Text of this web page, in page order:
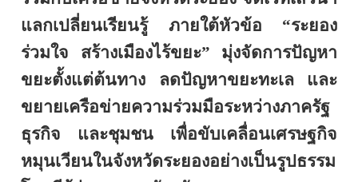
แลกเปลี่ยนเรียนรู้ ภายใต้หัวข้อ “ระยอง
ร่วมใจ สร้างเมืองไร้ขยะ” มุ่งจัดการปัญหา
ขยะตั้งแต่ต้นทาง ลดปัญหาขยะทะเล และ
ขยายเครือข่ายความร่วมมือระหว่างภาครัฐ
ธุรกิจ และชุมชน เพื่อขับเคลื่อนเศรษฐกิจ
หมุนเวียนในจังหวัดระยองอย่างเป็นรูปธรรม